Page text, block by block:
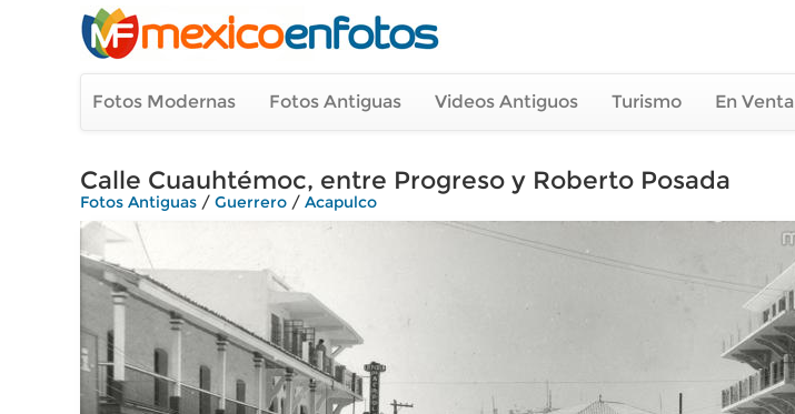
Fotos Modernas Fotos Antiguas Videos Antiguos Turismo En Venta
Calle Cuauhtémoc, entre Progreso y Roberto Posada
Fotos Antiguas / Guerrero / Acapulco